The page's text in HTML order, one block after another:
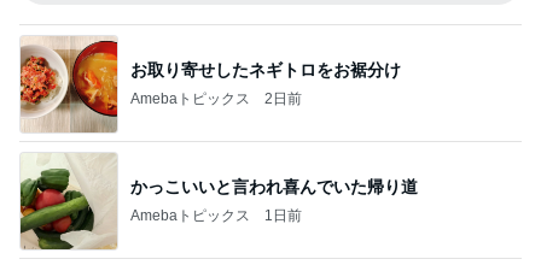
お取り寄せしたネギトロをお裾分け
Amebaトピックス 2日前
かっこいいと言われ喜んでいた帰り道
Amebaトピックス 1日前